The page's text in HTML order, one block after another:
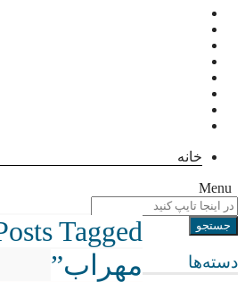
خانه
Menu
دسته‌ها
مهراب”